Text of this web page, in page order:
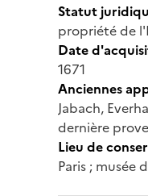
Statut
propriété de
Date
1671
Anciennes
Jabach,
dernière
Lieu de
Paris ; musée